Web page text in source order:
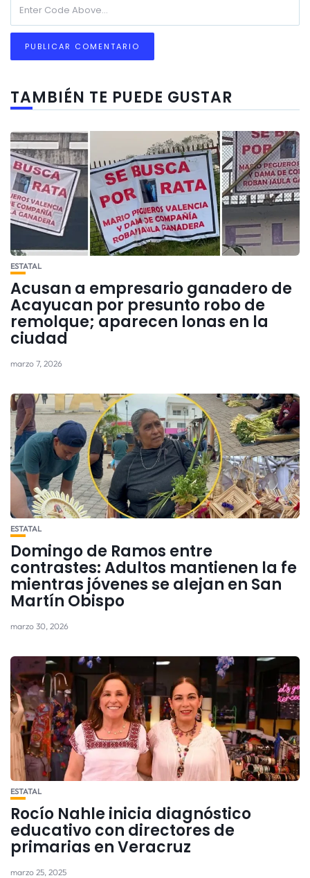
TAMBIÉN TE PUEDE GUSTAR
ESTATAL
Acusan a empresario ganadero de
Acayucan por presunto robo de
remolque; aparecen lonas en la
ciudad
marzo 7, 2026
ESTATAL
Domingo de Ramos entre
contrastes: Adultos mantienen la fe
mientras jóvenes se alejan en San
Martín Obispo
marzo 30, 2026
ESTATAL
Rocío Nahle inicia diagnóstico
educativo con directores de
primarias en Veracruz
marzo 25, 2025